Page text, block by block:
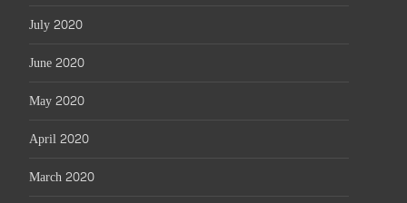
July 2020
June 2020
May 2020
April 2020
March 2020